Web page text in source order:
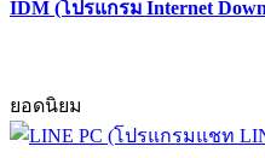
IDM (โปรแกรม Internet
ยอดนิยม